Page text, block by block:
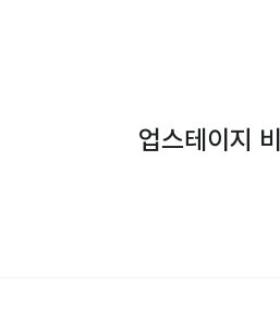
업스테이지